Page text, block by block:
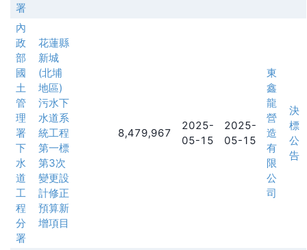
署
內
政
部
國
土
管
理
署
下
水
道
工
程
分
署
花蓮縣
新城
(北埔
地區)
污水下
水道系
統工程
第一標
第3次
變更設
計修正
預算新
增項目
8,479,967
2025-
05-15
2025-
05-15
東
鑫
龍
營
造
有
限
公
司
決
標
公
告